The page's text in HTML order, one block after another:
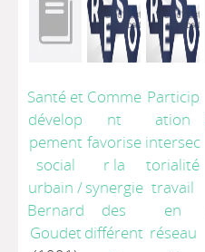
Santé et
dévelop
pement
social
urbain /
Bernard
Goudet
Comme
nt
favorise
r la
synergie
des
différent
Particip
ation
intersec
torialité
travail
en
réseau